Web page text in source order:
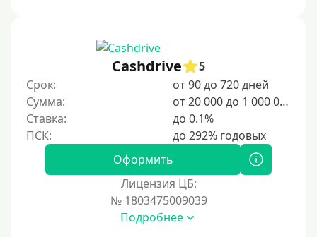
150000 руб
200000 руб
250000 руб
Cashdrive
5
Срок:
от 90 до 720 дней
Сумма:
от 20 000 до 1 000 000 ₽
Ставка:
до 0.1%
Оформить
Лицензия ЦБ:
№ 1803475009039
Подробнее